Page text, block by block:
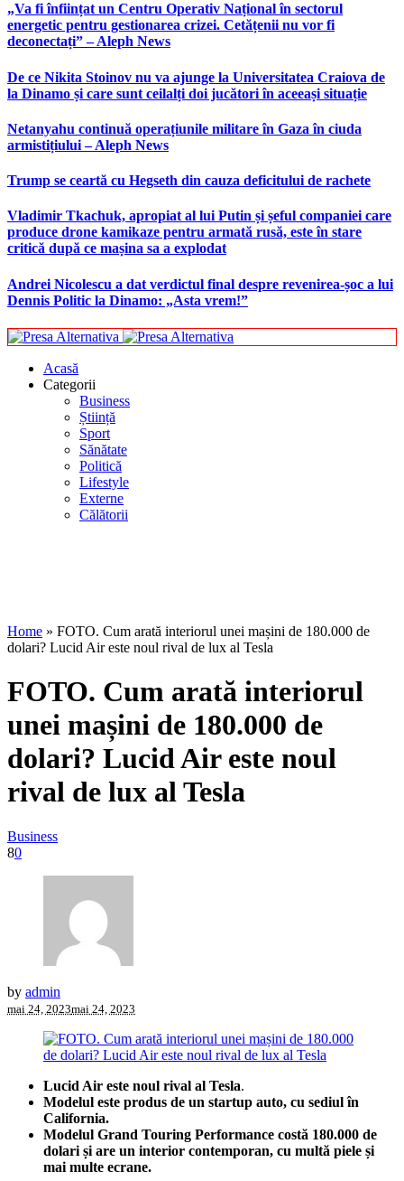
„Va fi înființat un Centru Operativ Național în sectorul
energetic pentru gestionarea crizei. Cetățenii nu vor fi
deconectați” – Aleph News
De ce Nikita Stoinov nu va ajunge la Universitatea Craiova de
la Dinamo și care sunt ceilalți doi jucători în aceeași situație
Netanyahu continuă operațiunile militare în Gaza în ciuda
armistițiului – Aleph News
Trump se ceartă cu Hegseth din cauza deficitului de rachete
Vladimir Tkachuk, apropiat al lui Putin și șeful companiei care
produce drone kamikaze pentru armată rusă, este în stare
critică după ce mașina sa a explodat
Andrei Nicolescu a dat verdictul final despre revenirea-șoc a lui
Dennis Politic la Dinamo: „Asta vrem!”
Acasă
Categorii
Business
Știință
Sport
Sănătate
Politică
Lifestyle
Externe
Călătorii
Home » FOTO. Cum arată interiorul unei mașini de 180.000 de
dolari? Lucid Air este noul rival de lux al Tesla
FOTO. Cum arată interiorul
unei mașini de 180.000 de
dolari? Lucid Air este noul
rival de lux al Tesla
Business
80
by admin
mai 24, 2023mai 24, 2023
Lucid Air este noul rival al Tesla.
Modelul este produs de un startup auto, cu sediul în
California.
Modelul Grand Touring Performance costă 180.000 de
dolari și are un interior contemporan, cu multă piele și
mai multe ecrane.